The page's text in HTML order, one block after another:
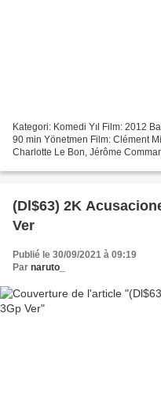
Kategori: Komedi Yıl Film: 2012
90 min Yönetmen Film: Clément
Charlotte Le Bon, Jérôme
(Dl$63) 2K
Ver
Publié le 30/09/2021 à 09:19
Par naruto_